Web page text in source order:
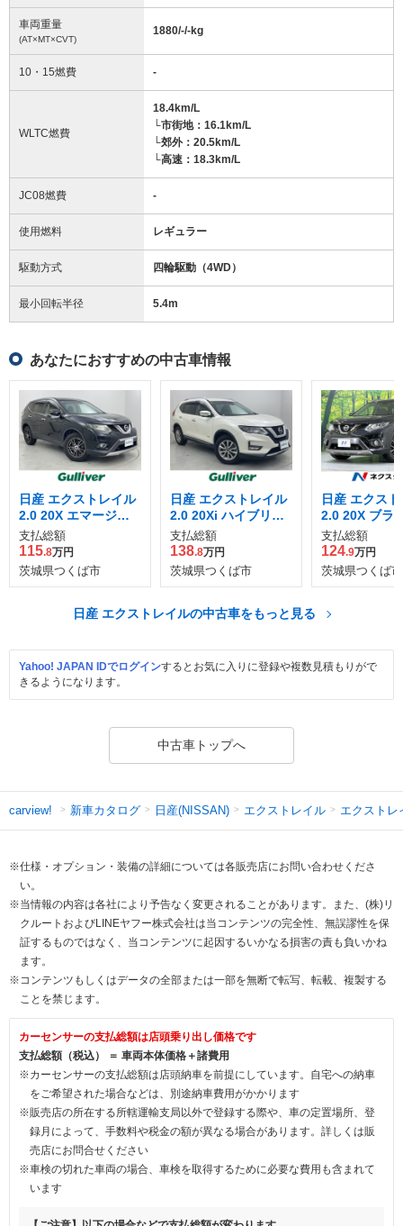
車両重量
(AT×MT×CVT)
1880/-/-kg
10・15燃費 -
WLTC燃費
18.4km/L
└市街地：16.1km/L
└郊外：20.5km/L
└高速：18.3km/L
JC08燃費 -
使用燃料 レギュラー
駆動方式 四輪駆動（4WD）
最小回転半径 5.4m
あなたにおすすめの中古車情報
日産 エクストレイル
2.0 20X エマージェ
ンシーブレーキパッ
ケージ 2列車 4WD
支払総額
115.8万円
茨城県つくば市
日産 エクストレイル
2.0 20Xi ハイブリッ
ド
支払総額
138.8万円
茨城県つくば市
日産 エクス
2.0 20X ブラ
クストリーマ
マージェンシ
ーキ パッケ
車 4WD
支払総額
124.9万円
茨城県つくば市
日産 エクストレイルの中古車をもっと見る
Yahoo! JAPAN IDでログインするとお気に入りに登録や複数見積もりがで
きるようになります。
中古車トップへ
carview! 新車カタログ 日産(NISSAN) エクストレイル エクストレ
※仕様・オプション・装備の詳細については各販売店にお問い合わせくださ
い。
※当情報の内容は各社により予告なく変更されることがあります。また、(株)リ
クルートおよびLINEヤフー株式会社は当コンテンツの完全性、無誤謬性を保
証するものではなく、当コンテンツに起因するいかなる損害の責も負いかね
ます。
※コンテンツもしくはデータの全部または一部を無断で転写、転載、複製する
ことを禁じます。
カーセンサーの支払総額は店頭乗り出し価格です
支払総額（税込） ＝ 車両本体価格＋諸費用
※カーセンサーの支払総額は店頭納車を前提にしています。自宅への納車
をご希望された場合などは、別途納車費用がかかります
※販売店の所在する所轄運輸支局以外で登録する際や、車の定置場所、登
録月によって、手数料や税金の額が異なる場合があります。詳しくは販
売店にお問合せください
※車検の切れた車両の場合、車検を取得するために必要な費用も含まれて
います